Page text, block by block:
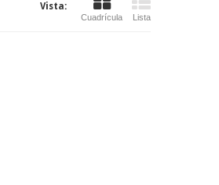
Vista:
Cuadrícula Lista